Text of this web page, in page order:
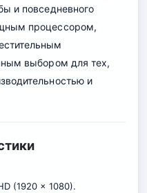
и повседневного
процессором,
выбором для тех,
и
(1920 x 1080).